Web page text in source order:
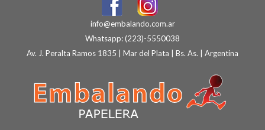
info@embalando.com.ar
Whatsapp:(223)-5550038
Av. J. Peralta Ramos 1835 | Mar del Plata | Bs. As. | Argentina